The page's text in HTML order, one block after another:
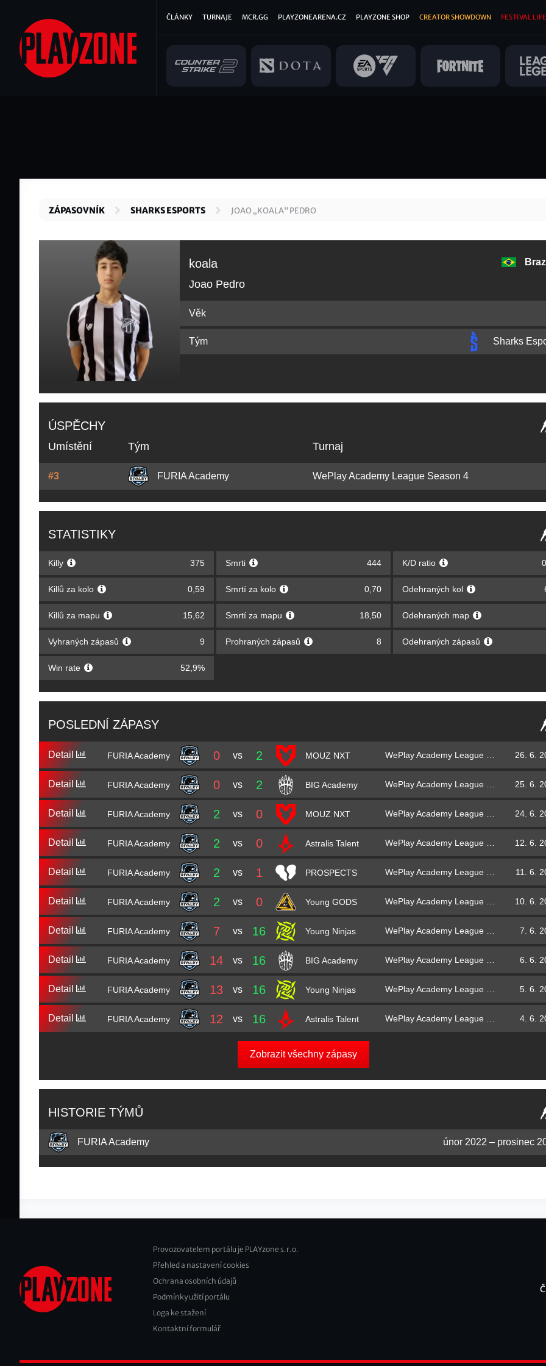
hlavnímu
obsahu
Hlavní
ČLÁNKY TURNAJE MCR.GG PLAYZONEARENA.CZ PLAYZONE SHOP CREATOR SHOWDOWN FESTIVAL
ZÁPASOVNÍK SHARKS ESPORTS JOAO „KOALA“ PEDRO
koala
Joao Pedro
Věk
Tým Sharks
ÚSPĚCHY
Umístění Tým Turnaj
#3 FURIA Academy WePlay Academy League Season 4
STATISTIKY
Killy 375 Smrti 444 K/D ratio
Killů za kolo 0,59 Smrtí za kolo 0,70 Odehraných kol
Killů za mapu 15,62 Smrtí za mapu 18,50 Odehraných map
Vyhraných zápasů 9 Prohraných zápasů 8 Odehraných zápasů
Win rate 52,9%
POSLEDNÍ ZÁPASY
Detail FURIA Academy 0 vs 2 MOUZ NXT 26. 6.
Detail FURIA Academy 0 vs 2 BIG Academy 25. 6.
Detail FURIA Academy 2 vs 0 MOUZ NXT 24. 6.
Detail FURIA Academy 2 vs 0 Astralis Talent 12. 6.
Detail FURIA Academy 2 vs 1 PROSPECTS 11. 6.
Detail FURIA Academy 2 vs 0 Young GODS 10. 6.
Detail FURIA Academy 7 vs 16 Young Ninjas 7. 6.
Detail FURIA Academy 14 vs 16 BIG Academy 6. 6.
Detail FURIA Academy 13 vs 16 Young Ninjas 5. 6.
Detail FURIA Academy 12 vs 16 Astralis Talent 4. 6.
Zobrazit všechny zápasy
HISTORIE TÝMŮ
FURIA Academy únor 2022 – prosinec
Footer
2
Provozovatelem portálu je PLAYzone s.r.o.
Přehled a nastavení cookies
Ochrana osobních údajů
Podmínky užití portálu
Loga ke stažení
Kontaktní formulář